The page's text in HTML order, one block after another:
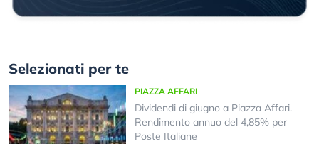
Selezionati per te
PIAZZA AFFARI
Dividendi di giugno a Piazza Affari.
Rendimento annuo del 4,85% per
Poste Italiane